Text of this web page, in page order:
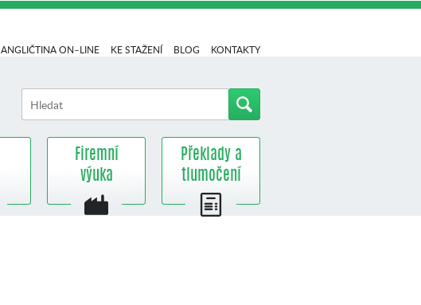
ANGLIČTINA ON–LINE KE STAŽENÍ BLOG KONTAKTY
Firemní
výuka
Překlady a
tlumočení